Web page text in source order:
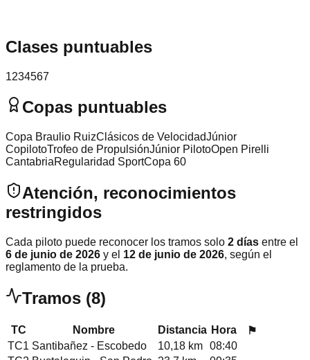
Clases puntuables
1234567
Copas puntuables
Copa Braulio RuizClásicos de VelocidadJúnior
CopilotoTrofeo de PropulsiónJúnior PilotoOpen Pirelli
CantabriaRegularidad SportCopa 60
Atención, reconocimientos
restringidos
Cada piloto puede reconocer los tramos solo 2 días entre el
6 de junio de 2026 y el 12 de junio de 2026, según el
reglamento de la prueba.
Tramos (8)
TC Nombre Distancia Hora
⚑
TC1 Santibañez - Escobedo 10,18 km 08:40